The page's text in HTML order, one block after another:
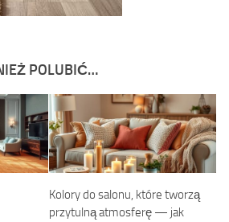
POLUBIĆ…
Kolory do salonu, które tworzą
przytulną atmosferę — jak